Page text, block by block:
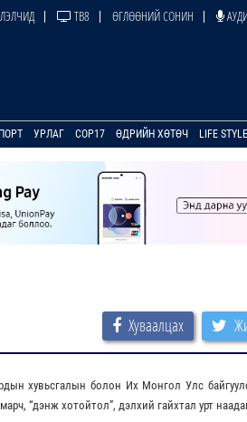
ТВ8 ӨГЛӨӨНИЙ СОНИН
УРЛАГ COP17 ӨДРИЙН ХӨТӨЧ LIFE STYLE
Хуваалцах
хувьсгалын болон Их Монгол Улс
“дэнж хотойтол”, дэлхий гайхтал урт